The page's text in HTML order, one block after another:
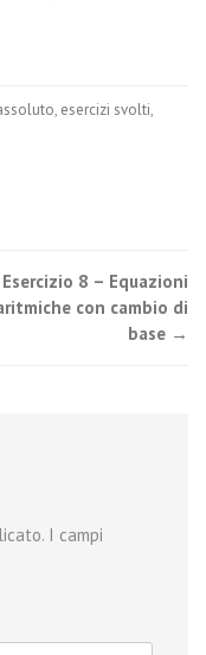
, esercizi svolti,
Esercizio 8 – Equazioni
con cambio di
base →
I campi